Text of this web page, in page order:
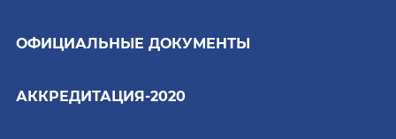
ОФИЦИАЛЬНЫЕ ДОКУМЕНТЫ
АККРЕДИТАЦИЯ-2020